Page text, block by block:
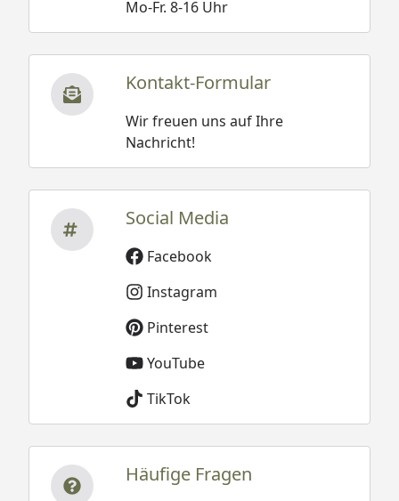
Mo-Fr. 8-16 Uhr
Kontakt-Formular
Wir freuen uns auf Ihre
Nachricht!
Social Media
Facebook
Instagram
Pinterest
YouTube
TikTok
Häufige Fragen